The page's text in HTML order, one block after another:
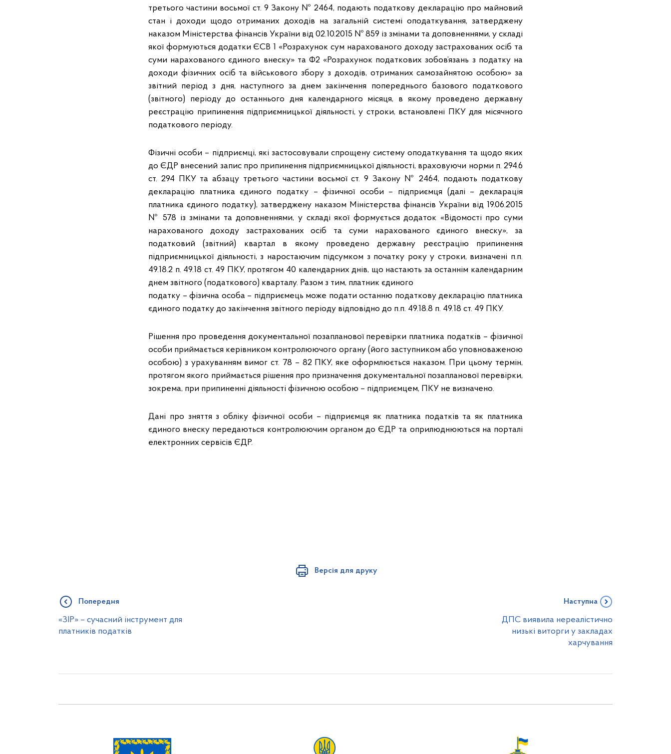
третього частини восьмої ст. 9 Закону № 2464, подають податкову декларацію про майновий
стан і доходи щодо отриманих доходів на загальній системі оподаткування, затверджену
наказом Міністерства фінансів України від 02.10.2015 № 859 із змінами та доповненнями, у складі
якої формуються додатки ЄСВ 1 «Розрахунок сум нарахованого доходу застрахованих осіб та
суми нарахованого єдиного внеску» та Ф2 «Розрахунок податкових зобов’язань з податку на
доходи фізичних осіб та військового збору з доходів, отриманих самозайнятою особою» за
звітний період з дня, наступного за днем закінчення попереднього базового податкового
(звітного) періоду до останнього дня календарного місяця, в якому проведено державну
реєстрацію припинення підприємницької діяльності, у строки, встановлені ПКУ для місячного
податкового періоду.
Фізичні особи – підприємці, які застосовували спрощену систему оподаткування та щодо яких
до ЄДР внесений запис про припинення підприємницької діяльності, враховуючи норми п. 294.6
ст. 294 ПКУ та абзацу третього частини восьмої ст. 9 Закону № 2464, подають податкову
декларацію платника єдиного податку – фізичної особи – підприємця (далі – декларація
платника єдиного податку), затверджену наказом Міністерства фінансів України від 19.06.2015
№ 578 із змінами та доповненнями, у складі якої формується додаток «Відомості про суми
нарахованого доходу застрахованих осіб та суми нарахованого єдиного внеску», за
податковий (звітний) квартал в якому проведено державну реєстрацію припинення
підприємницької діяльності, з наростаючим підсумком з початку року у строки, визначені п.п.
49.18.2 п. 49.18 ст. 49 ПКУ, протягом 40 календарних днів, що настають за останнім календарним
днем звітного (податкового) кварталу. Разом з тим, платник єдиного
податку – фізична особа – підприємець може подати останню податкову декларацію платника
єдиного податку до закінчення звітного періоду відповідно до п.п. 49.18.8 п. 49.18 ст. 49 ПКУ.
Рішення про проведення документальної позапланової перевірки платника податків – фізичної
особи приймається керівником контролюючого органу (його заступником або уповноваженою
особою) з урахуванням вимог ст. 78 – 82 ПКУ, яке оформлюється наказом. При цьому термін,
протягом якого приймається рішення про призначення документальної позапланової перевірки,
зокрема, при припиненні діяльності фізичною особою – підприємцем, ПКУ не визначено.
Дані про зняття з обліку фізичної особи – підприємця як платника податків та як платника
єдиного внеску передаються контролюючим органом до ЄДР та оприлюднюються на порталі
електронних сервісів ЄДР.
Версія для друку
Попередня
«ЗІР» – сучасний інструмент для
платників податків
Наступна
ДПС виявила нереалістично
низькі виторги у закладах
харчування